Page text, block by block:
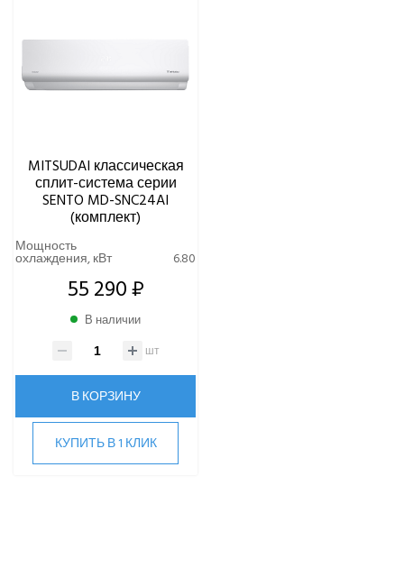
MITSUDAI классическая
сплит-система серии
SENTO MD-SNC24AI
(комплект)
Мощность
охлаждения, кВт 6.80
55 290 ₽
В наличии
шт
В КОРЗИНУ
КУПИТЬ В 1 КЛИК